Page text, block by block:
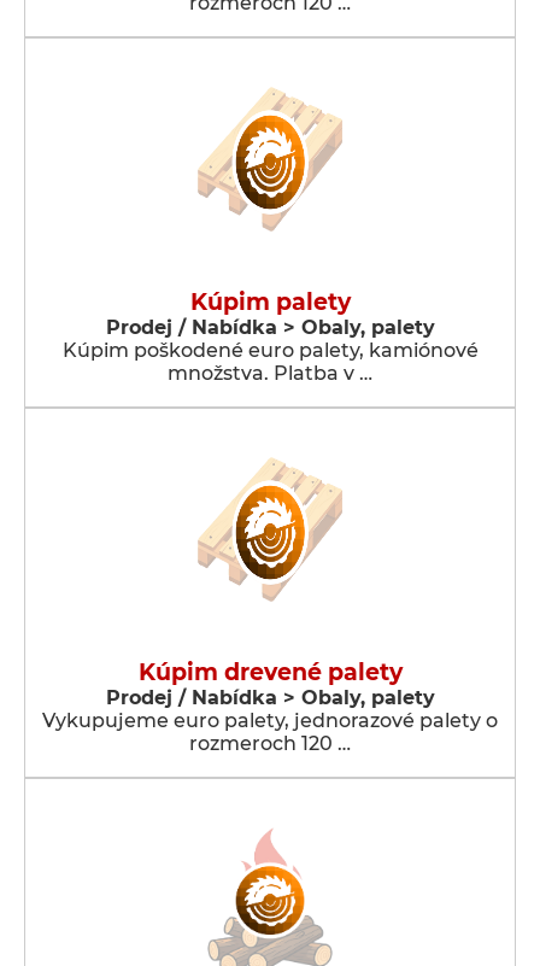
Kúpim palety
Prodej / Nabídka > Obaly, palety
Kúpim poškodené euro palety, kamiónové
množstva. Platba v …
Kúpim drevené palety
Prodej / Nabídka > Obaly, palety
Vykupujeme euro palety, jednorazové palety o
rozmeroch 120 …